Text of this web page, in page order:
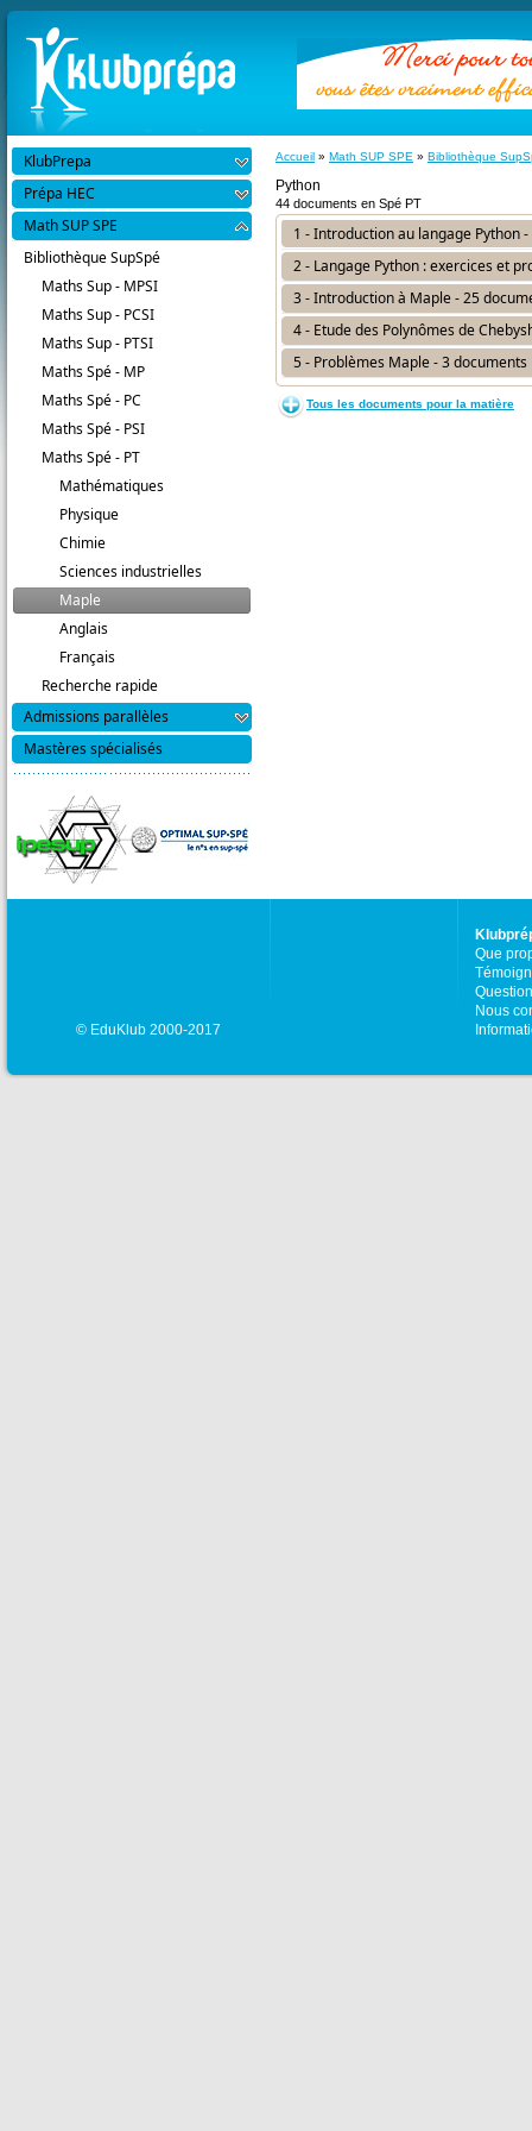
KlubPrepa
Prépa HEC
Math SUP SPE
Bibliothèque SupSpé
Maths Sup - MPSI
Maths Sup - PCSI
Maths Sup - PTSI
Maths Spé - MP
Maths Spé - PC
Maths Spé - PSI
Maths Spé - PT
Mathématiques
Physique
Chimie
Sciences industrielles
Maple
Anglais
Français
Recherche rapide
Admissions parallèles
Mastères spécialisés
Accueil » Math SUP SPE » Bibliothèque
Python
44 documents en Spé PT
1 - Introduction au langage Python
2 - Langage Python : exercices et
3 - Introduction à Maple - 25
4 - Etude des Polynômes de
5 - Problèmes Maple - 3 documents
Tous les documents pour la matière
© EduKlub 2000-2017
Que
Nous